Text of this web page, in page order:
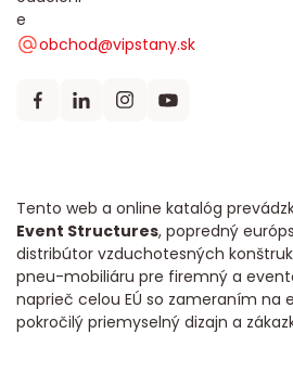
Tento web a online katalóg
Event Structures, popredný
distribútor vzduchotesných
pneu-mobiliáru pre firemný a
naprieč celou EÚ so zameraním na
pokročilý priemyselný dizajn a
obchod@vipstany.sk